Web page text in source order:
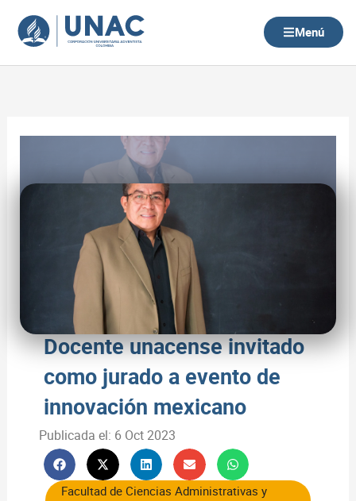
contenido
Menú
Docente unacense invitado
como jurado a evento de
innovación mexicano
Publicada el: 6 Oct 2023
Facultad de Ciencias Administrativas y